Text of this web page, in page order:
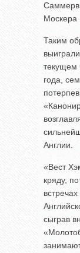
Москера
Таким
текущем
года,
Англии.
«Вест
кряду,
сыграв